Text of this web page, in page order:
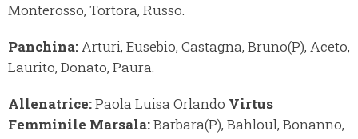
Monterosso, Tortora, Russo.
Panchina:Arturi, Eusebio, Castagna, Bruno(P), Aceto,
Laurito, Donato, Paura.
Allenatrice:Paola Luisa Orlando Virtus
Femminile Marsala:Barbara(P), Bahloul, Bonanno,